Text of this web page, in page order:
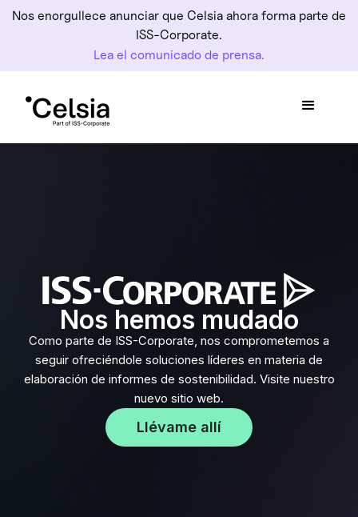
Nos enorgullece anunciar que Celsia ahora forma parte de
ISS-Corporate.
Lea el comunicado de prensa.
Nos hemos mudado
Como parte de ISS-Corporate, nos comprometemos a
seguir ofreciéndole soluciones líderes en materia de
elaboración de informes de sostenibilidad. Visite nuestro
nuevo sitio web.
Llévame allí